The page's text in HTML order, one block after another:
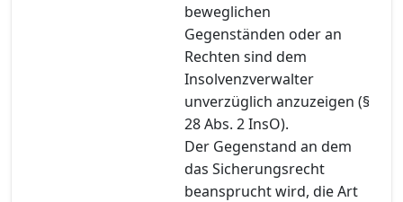
beweglichen
Gegenständen oder an
Rechten sind dem
Insolvenzverwalter
unverzüglich anzuzeigen (§
28 Abs. 2 InsO).
Der Gegenstand an dem
das Sicherungsrecht
beansprucht wird, die Art